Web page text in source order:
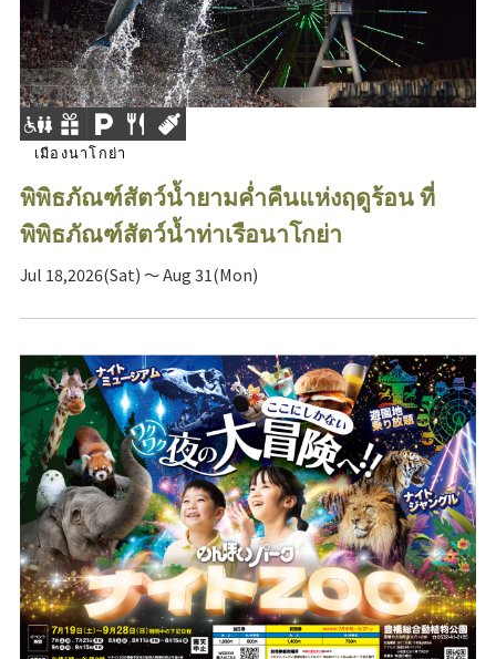
เมืองนาโกย่า
พิพิธภัณฑ์สัตว์น้ำยามค่ำคืนแห่งฤดูร้อน ที่
พิพิธภัณฑ์สัตว์น้ำท่าเรือนาโกย่า
Jul 18,2026(Sat) ～ Aug 31(Mon)